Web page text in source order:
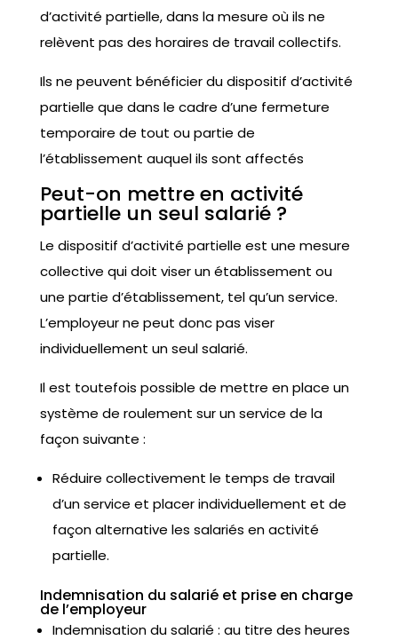
d’activité partielle, dans la mesure où ils ne
relèvent pas des horaires de travail collectifs.
Ils ne peuvent bénéficier du dispositif d’activité
partielle que dans le cadre d’une fermeture
temporaire de tout ou partie de
l’établissement auquel ils sont affectés
Peut-on mettre en activité
partielle un seul salarié ?
Le dispositif d’activité partielle est une mesure
collective qui doit viser un établissement ou
une partie d’établissement, tel qu’un service.
L’employeur ne peut donc pas viser
individuellement un seul salarié.
Il est toutefois possible de mettre en place un
système de roulement sur un service de la
façon suivante :
Réduire collectivement le temps de travail
d’un service et placer individuellement et de
façon alternative les salariés en activité
partielle.
Indemnisation du salarié et prise en charge
de l’employeur
Indemnisation du salarié : au titre des heures